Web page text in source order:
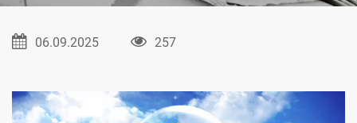
06.09.2025 257